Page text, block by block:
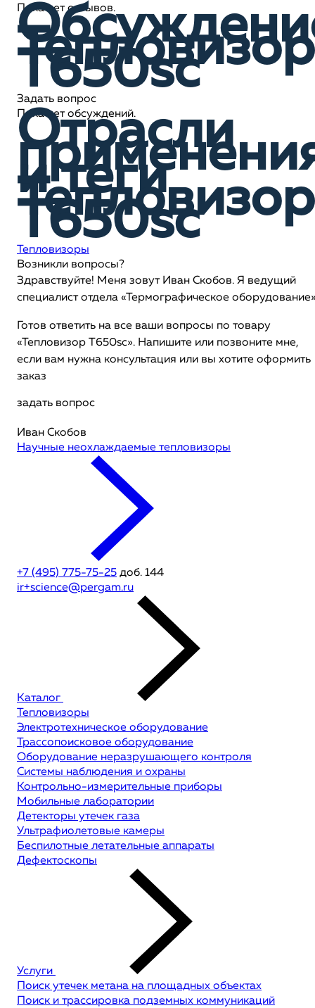
Пока нет отзывов.
Тепловизор
T650sc
Задать вопрос
Пока нет обсуждений.
Отрасли
и теги
Тепловизор
T650sc
Тепловизоры
Возникли вопросы?
Здравствуйте! Меня зовут Иван Скобов. Я ведущий
специалист отдела «Термографическое
Готов ответить на все ваши вопросы по товару
«Тепловизор T650sc». Напишите или позвоните мне,
если вам нужна консультация или вы хотите оформить
заказ
задать вопрос
Иван Скобов
Научные неохлаждаемые тепловизоры
+7 (495) 775-75-25 доб. 144
ir+science@pergam.ru
Каталог
Тепловизоры
Электротехническое оборудование
Трассопоисковое оборудование
Оборудование неразрушающего контроля
Системы наблюдения и охраны
Контрольно-измерительные приборы
Мобильные лаборатории
Детекторы утечек газа
Ультрафиолетовые камеры
Беспилотные летательные аппараты
Дефектоскопы
Услуги
Поиск утечек метана на площадных объектах
Поиск и трассировка подземных коммуникаций